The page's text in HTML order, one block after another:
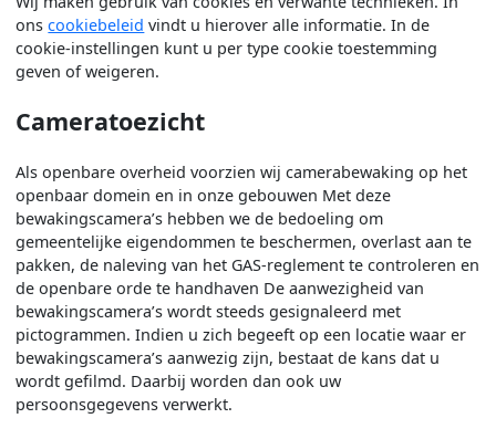
onscookiebeleid vindt u hierover alle informatie. In de
cookie-instellingen kunt u per type cookie toestemming
geven of weigeren.
Cameratoezicht
Als openbare overheid voorzien wij camerabewaking op het
openbaar domein en in onze gebouwen Met deze
bewakingscamera’s hebben we de bedoeling om
gemeentelijke eigendommen te beschermen, overlast aan te
pakken, de naleving van het GAS-reglement te controleren en
de openbare orde te handhaven De aanwezigheid van
bewakingscamera’s wordt steeds gesignaleerd met
pictogrammen. Indien u zich begeeft op een locatie waar er
bewakingscamera’s aanwezig zijn, bestaat de kans dat u
wordt gefilmd. Daarbij worden dan ook uw
persoonsgegevens verwerkt.